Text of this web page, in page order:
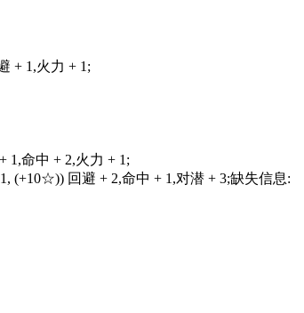
+ 1,火力 + 1;
1,命中 + 2,火力 + 1;
(+10☆)) 回避 + 2,命中 + 1,对潜 + 3;缺失信息: